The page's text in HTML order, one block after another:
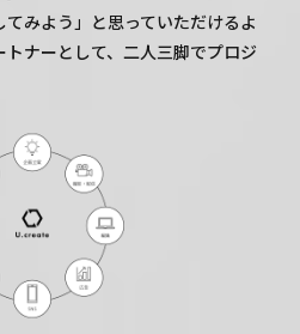
てみよう」と思っていただけるよ
ナーとして、二人三脚でプロジ